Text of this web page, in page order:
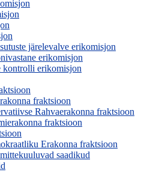
järelevalve erikomisjon
erikomisjon
kontrolli erikomisjon
fraktsioon
Rahvaerakonna fraktsioon
fraktsioon
Erakonna fraktsioon
saadikud